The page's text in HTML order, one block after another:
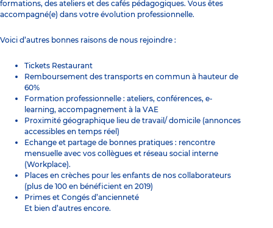
formations, des ateliers et des cafés pédagogiques. Vous êtes
accompagné(e) dans votre évolution professionnelle.
Voici d’autres bonnes raisons de nous rejoindre :
Tickets Restaurant
Remboursement des transports en commun à hauteur de
60%
Formation professionnelle : ateliers, conférences, e-
learning, accompagnement à la VAE
Proximité géographique lieu de travail/ domicile (annonces
accessibles en temps réel)
Echange et partage de bonnes pratiques : rencontre
mensuelle avec vos collègues et réseau social interne
(Workplace).
Places en crèches pour les enfants de nos collaborateurs
(plus de 100 en bénéficient en 2019)
Primes et Congés d’ancienneté
Et bien d’autres encore.